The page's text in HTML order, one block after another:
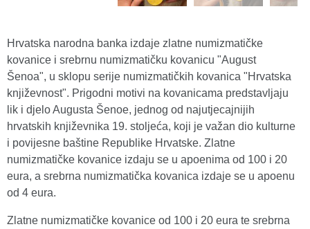
Hrvatska narodna banka izdaje zlatne numizmatičke
kovanice i srebrnu numizmatičku kovanicu "August
Šenoa", u sklopu serije numizmatičkih kovanica "Hrvatska
književnost". Prigodni motivi na kovanicama predstavljaju
lik i djelo Augusta Šenoe, jednog od najutjecajnijih
hrvatskih književnika 19. stoljeća, koji je važan dio kulturne
i povijesne baštine Republike Hrvatske. Zlatne
numizmatičke kovanice izdaju se u apoenima od 100 i 20
eura, a srebrna numizmatička kovanica izdaje se u apoenu
od 4 eura.
Zlatne numizmatičke kovanice od 100 i 20 eura te srebrna